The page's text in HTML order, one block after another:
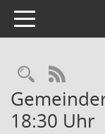
Toggle navigation
RSS-
18:30 Uhr